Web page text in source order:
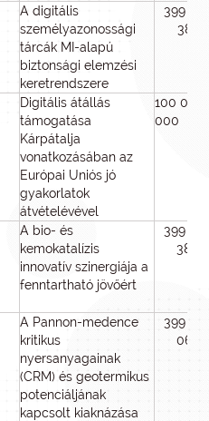
A digitális
személyazonossági
tárcák MI-alapú
biztonsági elemzési
keretrendszere
399
381
Digitális átállás
támogatása
Kárpátalja
vonatkozásában az
Európai Uniós jó
gyakorlatok
átvételévével
100 000
000
A bio- és
kemokatalízis
innovatív szinergiája a
fenntartható jövőért
399
386
A Pannon-medence
kritikus
nyersanyagainak
(CRM) és geotermikus
potenciáljának
kapcsolt kiaknázása
399
062